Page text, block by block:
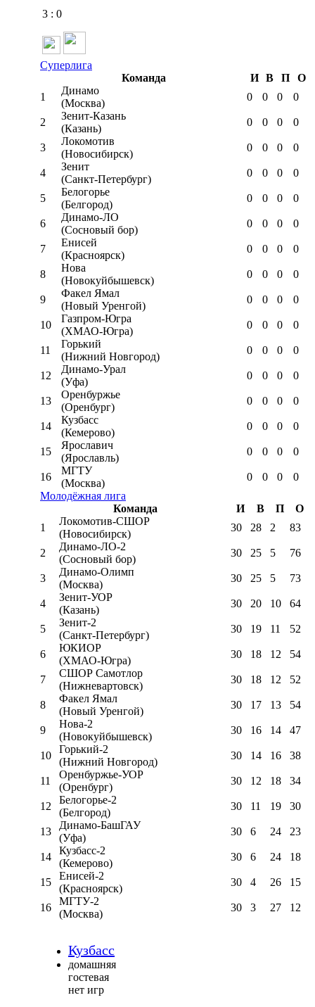
3 : 0
Суперлига
Команда
И В П
О
1
Динамо
(Москва)
0 0 0 0
2
Зенит-Казань
(Казань)
0 0 0 0
3
Локомотив
(Новосибирск)
0 0 0 0
4
Зенит
(Санкт-Петербург)
0 0 0 0
5
Белогорье
(Белгород)
0 0 0 0
6
Динамо-ЛО
(Сосновый бор)
0 0 0 0
7
Енисей
(Красноярск)
0 0 0 0
8
Нова
(Новокуйбышевск)
0 0 0 0
9
Факел Ямал
(Новый Уренгой)
0 0 0 0
10
Газпром-Югра
(ХМАО-Югра)
0 0 0 0
11
Горький
(Нижний Новгород)
0 0 0 0
12
Динамо-Урал
(Уфа)
0 0 0 0
13
Оренбуржье
(Оренбург)
0 0 0 0
14
Кузбасс
(Кемерово)
0 0 0 0
15
Ярославич
(Ярославль)
0 0 0 0
16
МГТУ
(Москва)
0 0 0
0
Молодёжная лига
Команда
И В П
О
1
Локомотив-CШОР
(Новосибирск)
30 28 2 83
2
Динамо-ЛО-2
(Сосновый бор)
30 25 5 76
3
Динамо-Олимп
(Москва)
30 25 5 73
4
Зенит-УОР
(Казань)
30 20 10 64
5
Зенит-2
(Санкт-Петербург)
30 19 11 52
6
ЮКИОР
(ХМАО-Югра)
30 18 12 54
7
СШОР Самотлор
(Нижневартовск)
30 18 12 52
8
Факел Ямал
(Новый Уренгой)
30 17 13 54
9
Нова-2
(Новокуйбышевск)
30 16 14 47
10
Горький-2
(Нижний Новгород)
30 14 16 38
11
Оренбуржье-УОР
(Оренбург)
30 12 18 34
12
Белогорье-2
(Белгород)
30 11 19 30
13
Динамо-БашГАУ
(Уфа)
30 6 24 23
14
Кузбасс-2
(Кемерово)
30 6 24 18
15
Енисей-2
(Красноярск)
30 4 26 15
16
МГТУ-2
(Москва)
30 3 27 12
Кузбасс
домашняя
гостевая
нет игр